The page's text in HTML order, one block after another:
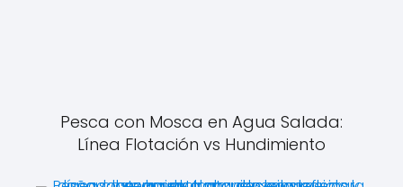
Pesca con Mosca en Agua Salada:
Línea Flotación vs Hundimiento